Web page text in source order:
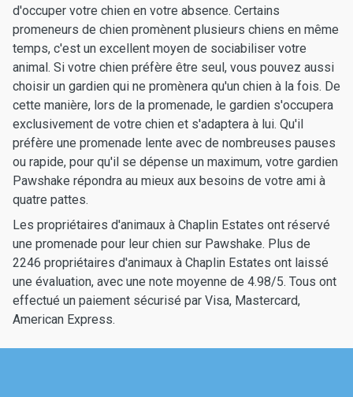
d'occuper votre chien en votre absence. Certains
promeneurs de chien promènent plusieurs chiens en même
temps, c'est un excellent moyen de sociabiliser votre
animal. Si votre chien préfère être seul, vous pouvez aussi
choisir un gardien qui ne promènera qu'un chien à la fois. De
cette manière, lors de la promenade, le gardien s'occupera
exclusivement de votre chien et s'adaptera à lui. Qu'il
préfère une promenade lente avec de nombreuses pauses
ou rapide, pour qu'il se dépense un maximum, votre gardien
Pawshake répondra au mieux aux besoins de votre ami à
quatre pattes.
Les propriétaires d'animaux à Chaplin Estates ont réservé
une promenade pour leur chien sur Pawshake. Plus de
2246 propriétaires d'animaux à Chaplin Estates ont laissé
une évaluation, avec une note moyenne de 4.98/5. Tous ont
effectué un paiement sécurisé par Visa, Mastercard,
American Express.